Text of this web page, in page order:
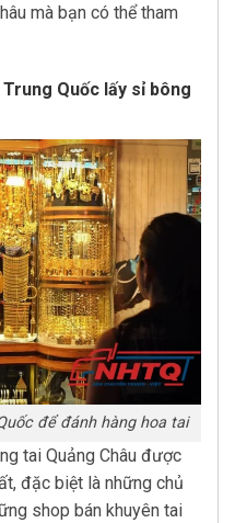
mà bạn có thể tham
Quốc lấy sỉ bông
để đánh hàng hoa tai
tai Quảng Châu được
đặc biệt là những chủ
shop bán khuyên tai